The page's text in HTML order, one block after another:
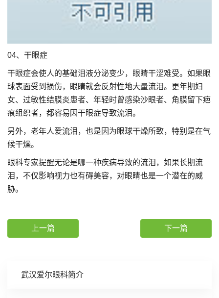
武汉爱尔眼科简介
04、干眼症
干眼症会使人的基础泪液分泌变少，眼睛干涩难受。如果眼
球表面受到损伤，眼睛就会反射性地大量流泪。更年期妇
女、过敏性结膜炎患者、年轻时曾感染沙眼者、角膜留下疤
痕组织者，都容易因干眼症导致流泪。
另外，老年人爱流泪，也是因为眼球干燥所致，特别是在气
候干燥。
眼科专家提醒无论是哪一种疾病导致的流泪，如果长期流
泪，不仅影响视力也有碍美容，对眼睛也是一个潜在的威
胁。
上一篇 下一篇